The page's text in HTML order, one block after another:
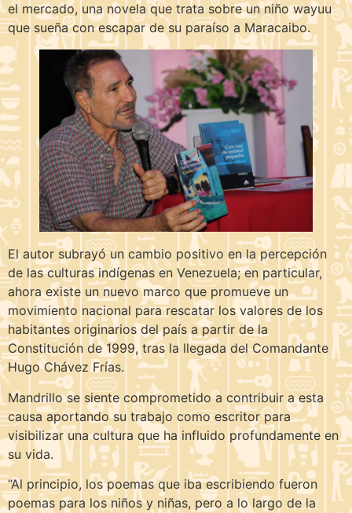
el mercado, una novela que trata sobre un niño wayuu
que sueña con escapar de su paraíso a Maracaibo.
El autor subrayó un cambio positivo en la percepción
de las culturas indígenas en Venezuela; en particular,
ahora existe un nuevo marco que promueve un
movimiento nacional para rescatar los valores de los
habitantes originarios del país a partir de la
Constitución de 1999, tras la llegada del Comandante
Hugo Chávez Frías.
Mandrillo se siente comprometido a contribuir a esta
causa aportando su trabajo como escritor para
visibilizar una cultura que ha influido profundamente en
su vida.
“Al principio, los poemas que iba escribiendo fueron
poemas para los niños y niñas, pero a lo largo de la